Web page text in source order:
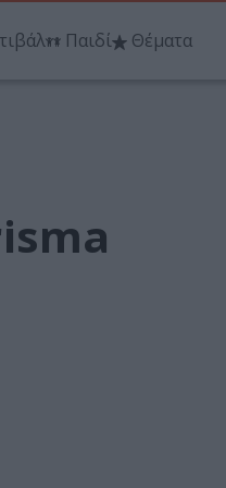
Παιδί Θέματα